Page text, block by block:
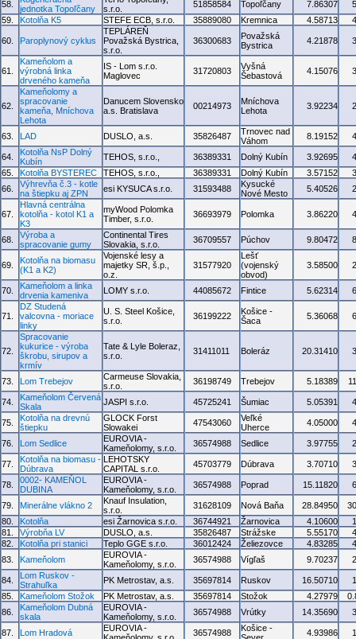
58.
jednotka Topoľčany
s.r.o.
51858584 Topoľčany 7.86307
59.
Kotolňa K5 STEFE ECB, s.r.o. 35889080 Kremnica 4.58713
60. Paroplynový cyklus
TEPLÁREŇ
Považská Bystrica,
s.r.o.
36300683
Považská
Bystrica
4.21878
61.
Kameňolom a
výrobná linka
drveného kameňa
IS - Lom s.r.o.
Maglovec
31720803
Vyšná
Šebastová
4.15076
62.
Kameňolomy a
spracovanie
kameňa, Mníchova
Lehota
Danucem Slovensko
a.s. Bratislava
00214973
Mníchova
Lehota
3.92234
63. LAD DUSLO, a.s. 35826487
Trnovec nad
Váhom
8.19152
64.
Kotolňa NsP Dolný
Kubín
TEHOS, s.r.o., 36389331 Dolný Kubín 3.92695
65.
Kotolňa BYSTEREC TEHOS, s.r.o., 36389331 Dolný Kubín 3.57152
66.
Výhrevňa č.3 - kotle
na štiepku aj ZPN
esi KYSUCA s.r.o. 31593488
Kysucké
Nové Mesto
5.40526
67.
Hlavná centrálna
kotolňa - kotol K1 a
K3
myWood Polomka
Timber, s.r.o.
36693979 Polomka 3.86220
68.
Výroba a
spracovanie gumy
Continental Tires
Slovakia, s.r.o.
36709557 Púchov 9.80472
69.
Kotolňa na biomasu
(K1 a K2)
Vojenské lesy a
majetky SR, š.p.,
o.z.
31577920
Lešť
(vojenský
obvod)
3.58500
70.
Kameňolom a linka
drvenia kameniva
LOMY s.r.o. 44085672 Fintice 5.62314
71.
DZ Studená
valcovna - moriace
linky
U. S. Steel Košice,
s.r.o.
36199222
Košice -
Šaca
5.36068
72.
Spracovanie
kukurice - výroba
škrobu, sirupov a
krmív
Tate & Lyle Boleraz,
s.r.o.
31411011 Boleráz 20.31410
73. Lom Trebejov
Carmeuse Slovakia,
s.r.o.
36198749 Trebejov 5.18389
74.
Kameňolom Červená
Skala
JASPI s.r.o. 45725241 Šumiac 5.05391
75.
Kotolňa na drevnú
štiepku
GLOCK Forst
Slowakei
47543060
Veľké
Uherce
4.05000
76. Lom Sedlice
EUROVIA -
Kameňolomy, s.r.o.
36574988 Sedlice 3.97755
77.
Kotolňa na biomasu -
Dúbrava
LEHOTSKY
CAPITAL s.r.o.
45703779 Dúbrava 3.70710
78.
0002- KAMEŇOL
DUBINA
EUROVIA -
Kameňolomy, s.r.o.
36574988 Poprad 15.11820
79. Minerálne vlákno 2
Knauf Insulation,
s.r.o.
31628109 Nová Baňa 28.84950
80.
Kotolňa esi Žarnovica s.r.o. 36744921 Žarnovica 4.10600
81.
Výrobňa LV DUSLO, a.s. 35826487 Strážske 5.55170
82.
Kotolňa pri stanici Teplo GGE s.r.o. 36012424 Želiezovce 4.83285
83.
Kameňolom
EUROVIA -
Kameňolomy, s.r.o.
36574988 Vígľaš 9.70237
84.
Lom Ruskov -
Strahuľka
PK Metrostav, a.s. 35697814 Ruskov 16.50710
85.
Kameňolom Stožok PK Metrostav, a.s. 35697814 Stožok 4.27979
86.
Kameňolom Dubná
skala
EUROVIA -
Kameňolomy, s.r.o.
36574988 Vrútky 14.35690
87. Lom Hradová
EUROVIA -
36574988
Košice -
4.93986